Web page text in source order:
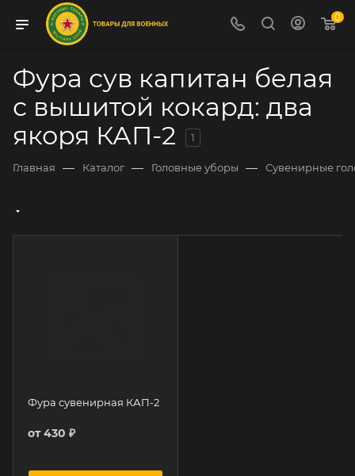
0
Фура сув капитан белая
с вышитой кокард: два
якоря КАП-2
1
Главная — Каталог — Головные уборы — Сувенирные
Фура сувенирная КАП-2
от430 ₽